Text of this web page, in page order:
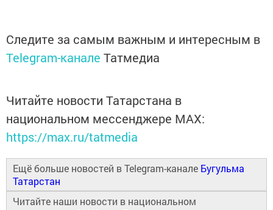
Следите за самым важным и интересным в
Telegram-канале Татмедиа
Читайте новости Татарстана в
национальном мессенджере MАХ:
https://max.ru/tatmedia
Ещё больше новостей в Telegram-канале Бугульма
Татарстан
Читайте наши новости в национальном